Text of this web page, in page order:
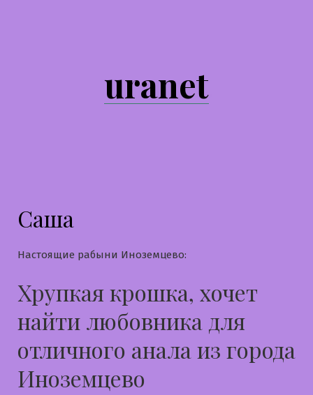
uranet
Саша
Настоящие рабыни Иноземцево:
Хрупкая крошка, хочет
найти любовника для
отличного анала из города
Иноземцево